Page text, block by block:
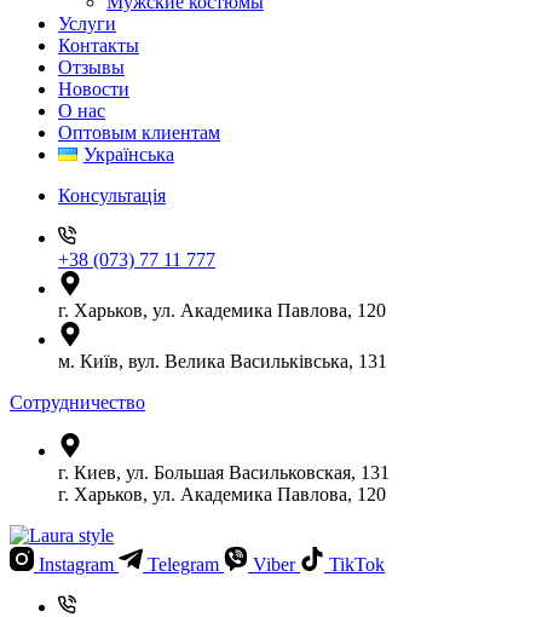
Услуги
Контакты
Отзывы
Новости
О нас
Оптовым клиентам
Українська
Консультація
+38 (073) 77 11 777
г. Харьков, ул. Академика Павлова, 120
м. Київ, вул. Велика Васильківська, 131
Сотрудничество
г. Киев, ул. Большая Васильковская, 131
г. Харьков, ул. Академика Павлова, 120
Instagram Telegram Viber TikTok